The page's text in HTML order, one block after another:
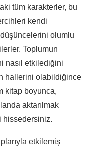
tüm karakterler, bu
kendi
düşüncelerini olumlu
Toplumun
nasıl etkilediğini
hallerini olabildiğince
kitap boyunca,
aktarılmak
hissedersiniz.
etkilemiş